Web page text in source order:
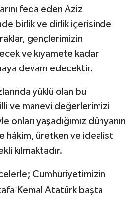
feda eden Aziz
birlik ve dirlik içerisinde
gençlerimizin
ve kıyamete kadar
devam edecektir.
yüklü olan bu
ve manevi değerlerimizi
onları yaşadığımız dünyanın
hâkim, üretken ve idealist
kılmaktadır.
Cumhuriyetimizin
Kemal Atatürk başta